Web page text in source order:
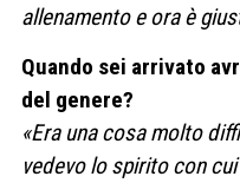
allenamento e ora è
Quando sei arrivato
del genere?
«Era una cosa molto
vedevo lo spirito con